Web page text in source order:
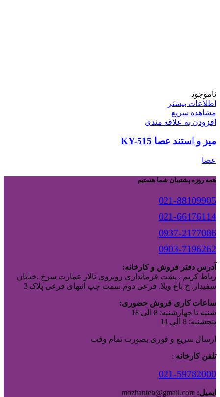
ناموجود
اطلاعات بیشتر
مشاهده سریع
افزودن به علاقه مندی
میز و استند عصا KY-515
عصا
همه روزه پشتیبان شما هستیم
021-88109905
021-66176114
0937-2177086
0903-7196262
آدرس دفتر فروش و کارخانه:
رباط کریم . پشت فرمانداری روبروی تالار عمارت سرخ .خیابان
سفیدار. خ باغ ویلا. فرعی دوم سمت چپ انتهای فرعی پلاک 3
ساعات کاری فروش حضوری:
شنبه تا چهارشنبه: 8 الی 18
پنجشنبه: 8 الی 14
ارسال سریع و فوری بصورت تمام وقت
تلفن کارخانه :
021-59782000
ایمیل: